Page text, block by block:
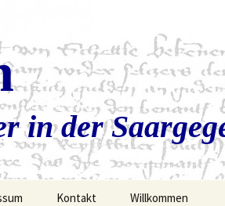
in der
Kontakt Willkommen